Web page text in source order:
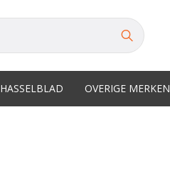
HASSELBLAD OVERIGE MERKEN